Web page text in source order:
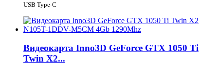
USB Type-C
Видеокарта Inno3D GeForce GTX 1050 Ti
Twin X2...